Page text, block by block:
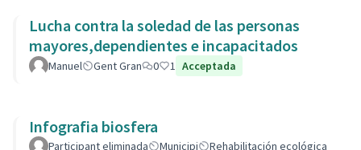
Lucha contra la soledad de las personas
mayores,dependientes e incapacitados
Manuel Gent Gran 0 1 Acceptada
Infografia biosfera
Participant eliminada Municipi Rehabilitación ecológica